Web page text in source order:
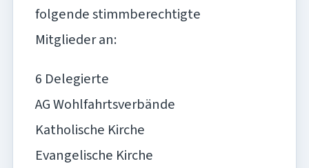
folgende stimmberechtigte
Mitglieder an:
6 Delegierte
AG Wohlfahrtsverbände
Katholische Kirche
Evangelische Kirche